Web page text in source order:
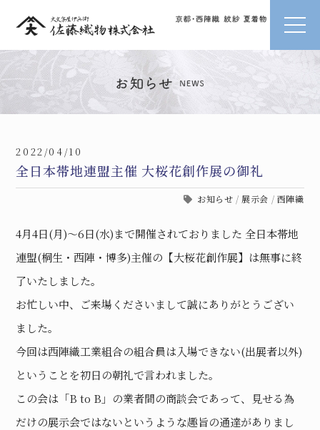
2022/04/10
全日本帯地連盟主催 大桜花創作展の御礼
お知らせ / 展示会 / 西陣織
4月4日(月)〜6日(水)まで開催されておりました 全日本帯地
連盟(桐生・西陣・博多)主催の【大桜花創作展】は無事に終
了いたしました。
お忙しい中、ご来場くださいまして誠にありがとうござい
ました。
今回は西陣織工業組合の組合員は入場できない(出展者以外)
ということを初日の朝礼で言われました。
この会は「B to B」の業者間の商談会であって、見せる為
だけの展示会ではないというような趣旨の通達がありまし